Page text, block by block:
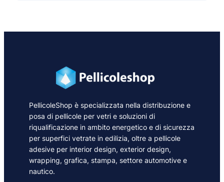
PellicoleShop è specializzata nella distribuzione e
posa di pellicole per vetri e soluzioni di
riqualificazione in ambito energetico e di sicurezza
per superfici vetrate in edilizia, oltre a pellicole
adesive per interior design, exterior design,
wrapping, grafica, stampa, settore automotive e
nautico.